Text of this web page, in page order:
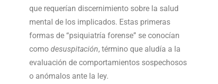
que requerían discernimiento sobre la salud
mental de los implicados. Estas primeras
formas de “psiquiatría forense” se conocían
como desuspitación, término que aludía a la
evaluación de comportamientos sospechosos
o anómalos ante la ley.